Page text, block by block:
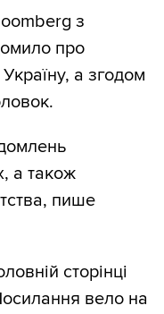
з
про
а згодом
а також
пише
сторінці
вело на